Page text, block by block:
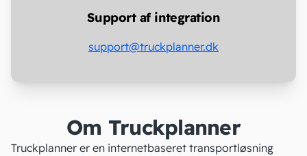
Support af integration
support@truckplanner.dk
Om Truckplanner
Truckplanner er en internetbaseret transportløsning